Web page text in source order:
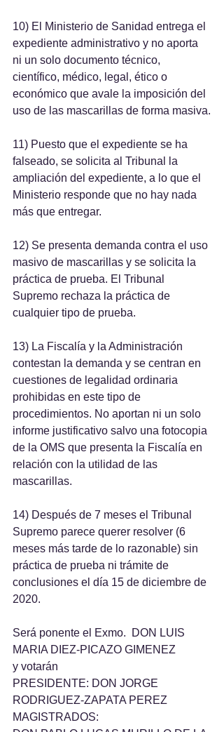
10) El Ministerio de Sanidad entrega el
expediente administrativo y no aporta
ni un solo documento técnico,
científico, médico, legal, ético o
económico que avale la imposición del
uso de las mascarillas de forma masiva.
11) Puesto que el expediente se ha
falseado, se solicita al Tribunal la
ampliación del expediente, a lo que el
Ministerio responde que no hay nada
más que entregar.
12) Se presenta demanda contra el uso
masivo de mascarillas y se solicita la
práctica de prueba. El Tribunal
Supremo rechaza la práctica de
cualquier tipo de prueba.
13) La Fiscalía y la Administración
contestan la demanda y se centran en
cuestiones de legalidad ordinaria
prohibidas en este tipo de
procedimientos. No aportan ni un solo
informe justificativo salvo una fotocopia
de la OMS que presenta la Fiscalía en
relación con la utilidad de las
mascarillas.
14) Después de 7 meses el Tribunal
Supremo parece querer resolver (6
meses más tarde de lo razonable) sin
práctica de prueba ni trámite de
conclusiones el día 15 de diciembre de
2020.
Será ponente el Exmo.  DON LUIS
MARIA DIEZ-PICAZO GIMENEZ
y votarán
PRESIDENTE: DON JORGE
RODRIGUEZ-ZAPATA PEREZ
MAGISTRADOS: